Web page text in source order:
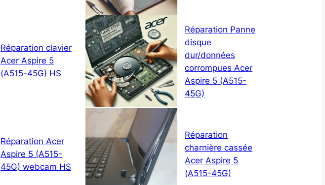
Réparation clavier
Acer Aspire 5
(A515-45G) HS
Réparation Panne
disque
dur/données
corrompues Acer
Aspire 5 (A515-
45G)
Réparation Acer
Aspire 5 (A515-
45G) webcam HS
Réparation
charnière cassée
Acer Aspire 5
(A515-45G)